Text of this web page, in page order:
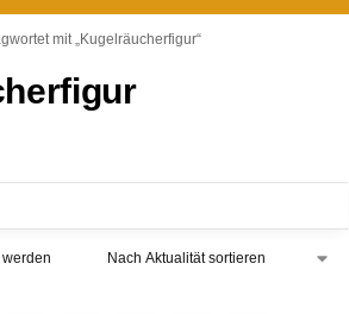
mit „Kugelräucherfigur“